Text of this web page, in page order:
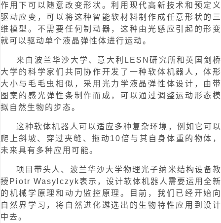
作用下可以随意改变形状。利用现代高新技术和预定义
驱动应变，可以将这种智能软材料制作成任意形状的三
维模型。不需要任何制动器，这种由光感应引起的形变
就可以驱动单个液晶弹性体进行运动。
来自波兰华沙大学、意大利LESN研究所和英国剑桥
大学的科学家们共同协作开发了一种软体机器人，体形
大小与毛毛虫相似，采用光力学液晶弹性体设计，由带
图案的感光弹性条制作而成，可以通过调整运动形态模
拟自然生物的步态。
这种软体机器人可以适应多种复杂环境，例如它可以
爬上斜坡、穿过夹缝、拖动10倍与其自身体重的物体，
未来具有多种应用可能。
项目带头人、波兰华沙大学物理光子纳米结构设备教
授Piotr Wasylczyk表示，设计软体机器人需要运用全新
的机械学原理和动力监控原理。目前，我们已经开始向
自然界学习，将自然进化遴选出的生物特性应用到设计
中去。